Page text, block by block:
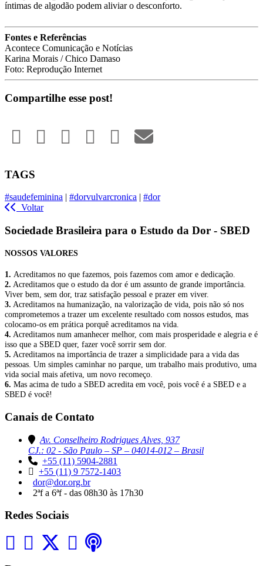
íntimas de algodão podem aliviar o desconforto.
Fontes e Referências
Acontece Comunicação e Notícias
Karina Morais / Chico Damaso
Foto: Reprodução Internet
Compartilhe esse post!
TAGS
#saudefeminina | #dorvulvarcronica | #dor
Voltar
Sociedade Brasileira para o Estudo da Dor - SBED
NOSSOS VALORES
1. Acreditamos no que fazemos, pois fazemos com amor e dedicação.
2. Acreditamos que o estudo da dor é um assunto de grande importância.
Viver bem, sem dor, traz satisfação pessoal e prazer em viver.
3. Acreditamos na humanização, na valorização de vida, pois não só nos
comprometemos a trazer um excelente resultado com nossos estudos, mas
colocamo-os em prática porquê acreditamos na vida.
4. Acreditamos num amanhecer melhor, com mais prosperidade e alegria e é
isso que a SBED quer, fazer você sorrir sem dor.
5. Acreditamos na importância de trazer a simplicidade para a vida das
pessoas. Um simples caminhar no parque, um trabalho mais produtivo, uma
vida social mais afetiva, um novo recomeço.
6. Mas acima de tudo a SBED acredita em você, pois você é a SBED e a
SBED é você!
Canais de Contato
Av. Conselheiro Rodrigues Alves, 937
CJ.: 02 - São Paulo – SP – 04014-012 – Brasil
+55 (11) 5904-2881
+55 (11) 9 7572-1403
dor@dor.org.br
2ªf a 6ªf - das 08h30 às 17h30
Redes Sociais